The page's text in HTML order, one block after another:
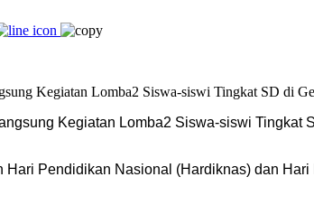
Kegiatan Lomba2 Siswa-siswi
Hari Pendidikan Nasional (Hardiknas) dan